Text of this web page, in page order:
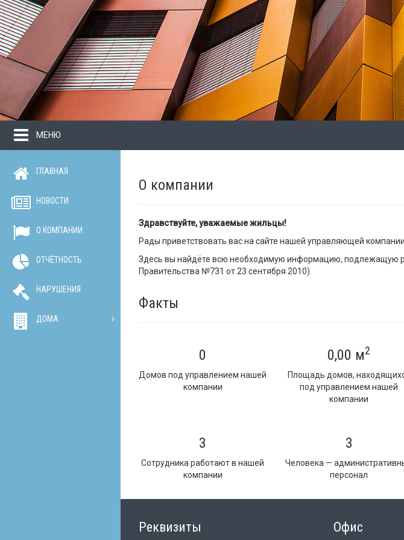
МЕНЮ
ГЛАВНАЯ
НОВОСТИ
О КОМПАНИИ
ОТЧЁТНОСТЬ
НАРУШЕНИЯ
ДОМА
О компании
Здравствуйте, уважаемые жильцы!
Рады приветствовать вас на сайте нашей управляющей
Здесь вы найдёте всю необходимую информацию, подлежащую
Правительства №731 от 23 сентября 2010).
Факты
0
Домов под управлением нашей
компании
0,00 м2
Площадь домов,
под управлением нашей
компании
3
Сотрудника работают в нашей
компании
3
Человека —
персонал
Реквизиты Офис